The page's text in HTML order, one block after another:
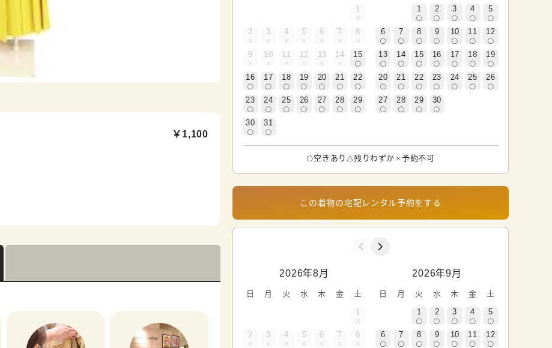
￥1,100
1
2 3 4 5 6 7 8
9 10 11 12 13 14 15
16 17 18 19 20 21 22
23 24 25 26 27 28 29
30 31
1
2 3 4 5
6 7 8 9 10 11 12
13 14 15 16 17 18 19
20 21 22 23 24 25 26
27 28 29 30
空きあり 残りわずか 予約不可
この着物の宅配レンタル予約をする
2026年8月
日 月 火 水 木 金
土
1
2 3 4 5 6 7 8
2026年9月
日 月 火 水 木 金
土
1
2 3 4 5
6 7 8 9 10 11 12